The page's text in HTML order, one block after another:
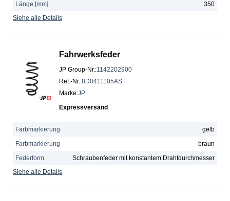
Länge [mm]
350
Siehe alle Details
Fahrwerksfeder
JP Group-Nr.:1142202900
Ref.-Nr.:8D0411105AS
Marke:JP
Expressversand
Farbmarkierung
gelb
Farbmarkierung
braun
Federform
Schraubenfeder mit konstantem Drahtdurchmesser
Siehe alle Details